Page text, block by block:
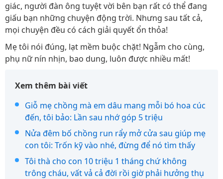
giác, người đàn ông tuyệt vời bên bạn rất có thể đang
giấu bạn những chuyện động trời. Nhưng sau tất cả,
mọi chuyện đều có cách giải quyết ổn thỏa!
Mẹ tôi nói đúng, lạt mềm buộc chặt! Ngẫm cho cùng,
phụ nữ nín nhịn, bao dung, luôn được nhiều mất!
Xem thêm bài viết
Giỗ mẹ chồng mà em dâu mang mỗi bó hoa cúc
đến, tôi bảo: Lần sau nhớ góp 5 triệu
Nửa đêm bố chồng run rẩy mở cửa sau giúp mẹ
con tôi: Trốn kỹ vào nhé, đừng để nó tìm thấy
Tôi thà cho con 10 triệu 1 tháng chứ không
trông cháu, vất vả cả đời rồi giờ phải hưởng thụ